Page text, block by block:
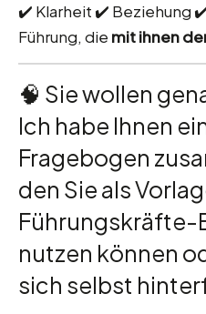
✔️ Klarheit ✔️ Beziehung
Führung, die mit ihnen
🧠 Sie wollen
Ich habe Ihnen
Fragebogen
den Sie als
Führungskräfte-
nutzen können
sich selbst